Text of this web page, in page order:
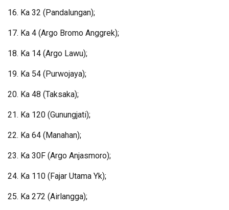
16. Ka 32 (Pandalungan);
17. Ka 4 (Argo Bromo Anggrek);
18. Ka 14 (Argo Lawu);
19. Ka 54 (Purwojaya);
20. Ka 48 (Taksaka);
21. Ka 120 (Gunungjati);
22. Ka 64 (Manahan);
23. Ka 30F (Argo Anjasmoro);
24. Ka 110 (Fajar Utama Yk);
25. Ka 272 (Airlangga);